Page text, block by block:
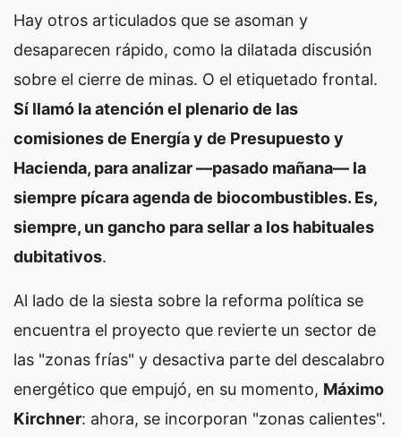
Hay otros articulados que se asoman y
desaparecen rápido, como la dilatada discusión
sobre el cierre de minas. O el etiquetado frontal.
Sí llamó la atención el plenario de las
comisiones de Energía y de Presupuesto y
Hacienda, para analizar —pasado mañana— la
siempre pícara agenda de biocombustibles. Es,
siempre, un gancho para sellar a los habituales
dubitativos.
Al lado de la siesta sobre la reforma política se
encuentra el proyecto que revierte un sector de
las "zonas frías" y desactiva parte del descalabro
energético que empujó, en su momento, Máximo
Kirchner: ahora, se incorporan "zonas calientes".